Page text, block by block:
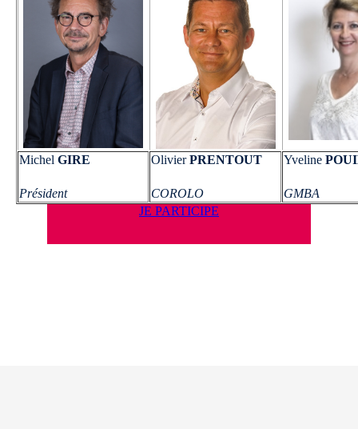
Michel GIRE
Président
OlivierPRENTOUT
COROLO
Yveline
GMBA
JE PARTICIPE